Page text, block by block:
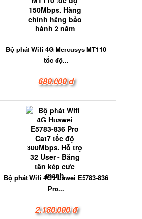
Bộ phát Wifi 4G Mercusys MT110
tốc độ...
680.000 đ
Bộ phát Wifi 4G Huawei E5783-836
Pro...
2.180.000 đ